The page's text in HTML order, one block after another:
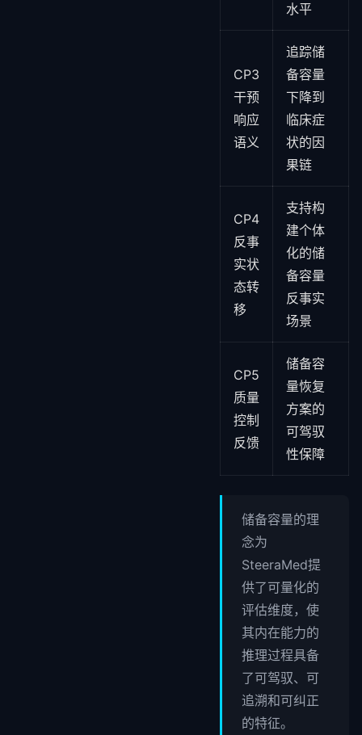
水平
CP3
干预
响应
语义
追踪储
备容量
下降到
临床症
状的因
果链
CP4
反事
实状
态转
移
支持构
建个体
化的储
备容量
反事实
场景
CP5
质量
控制
反馈
储备容
量恢复
方案的
可驾驭
性保障
储备容量的理
念为
SteeraMed提
供了可量化的
评估维度，使
其内在能力的
推理过程具备
了可驾驭、可
追溯和可纠正
的特征。